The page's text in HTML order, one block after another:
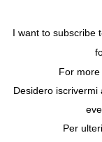
MILAN
RITRATTI
I want to
For
Desidero
Per